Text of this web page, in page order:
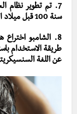
7. تم تطوير نظام
سنة 100 قبل ميلاد المسيح.
8. الشامبو
طريقة الاستخدام
عن اللغة